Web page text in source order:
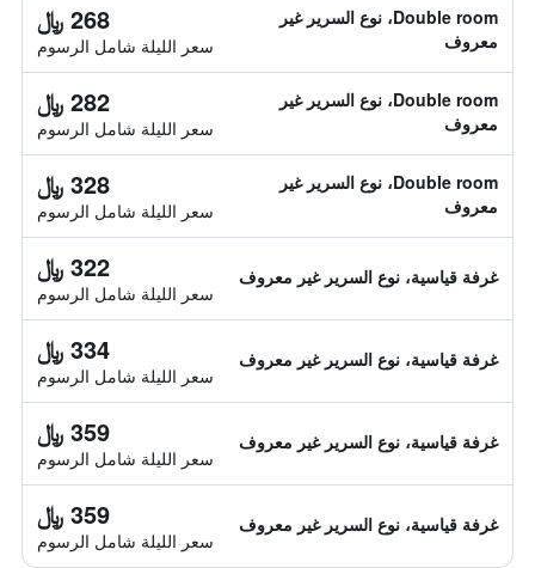
Double room، نوع السرير غير
معروف
268 ﷼
سعر الليلة شامل الرسوم
Double room، نوع السرير غير
معروف
282 ﷼
سعر الليلة شامل الرسوم
Double room، نوع السرير غير
معروف
328 ﷼
سعر الليلة شامل الرسوم
غرفة قياسية، نوع السرير غير معروف 322 ﷼
سعر الليلة شامل الرسوم
غرفة قياسية، نوع السرير غير معروف 334 ﷼
سعر الليلة شامل الرسوم
غرفة قياسية، نوع السرير غير معروف 359 ﷼
سعر الليلة شامل الرسوم
غرفة قياسية، نوع السرير غير معروف 359 ﷼
سعر الليلة شامل الرسوم